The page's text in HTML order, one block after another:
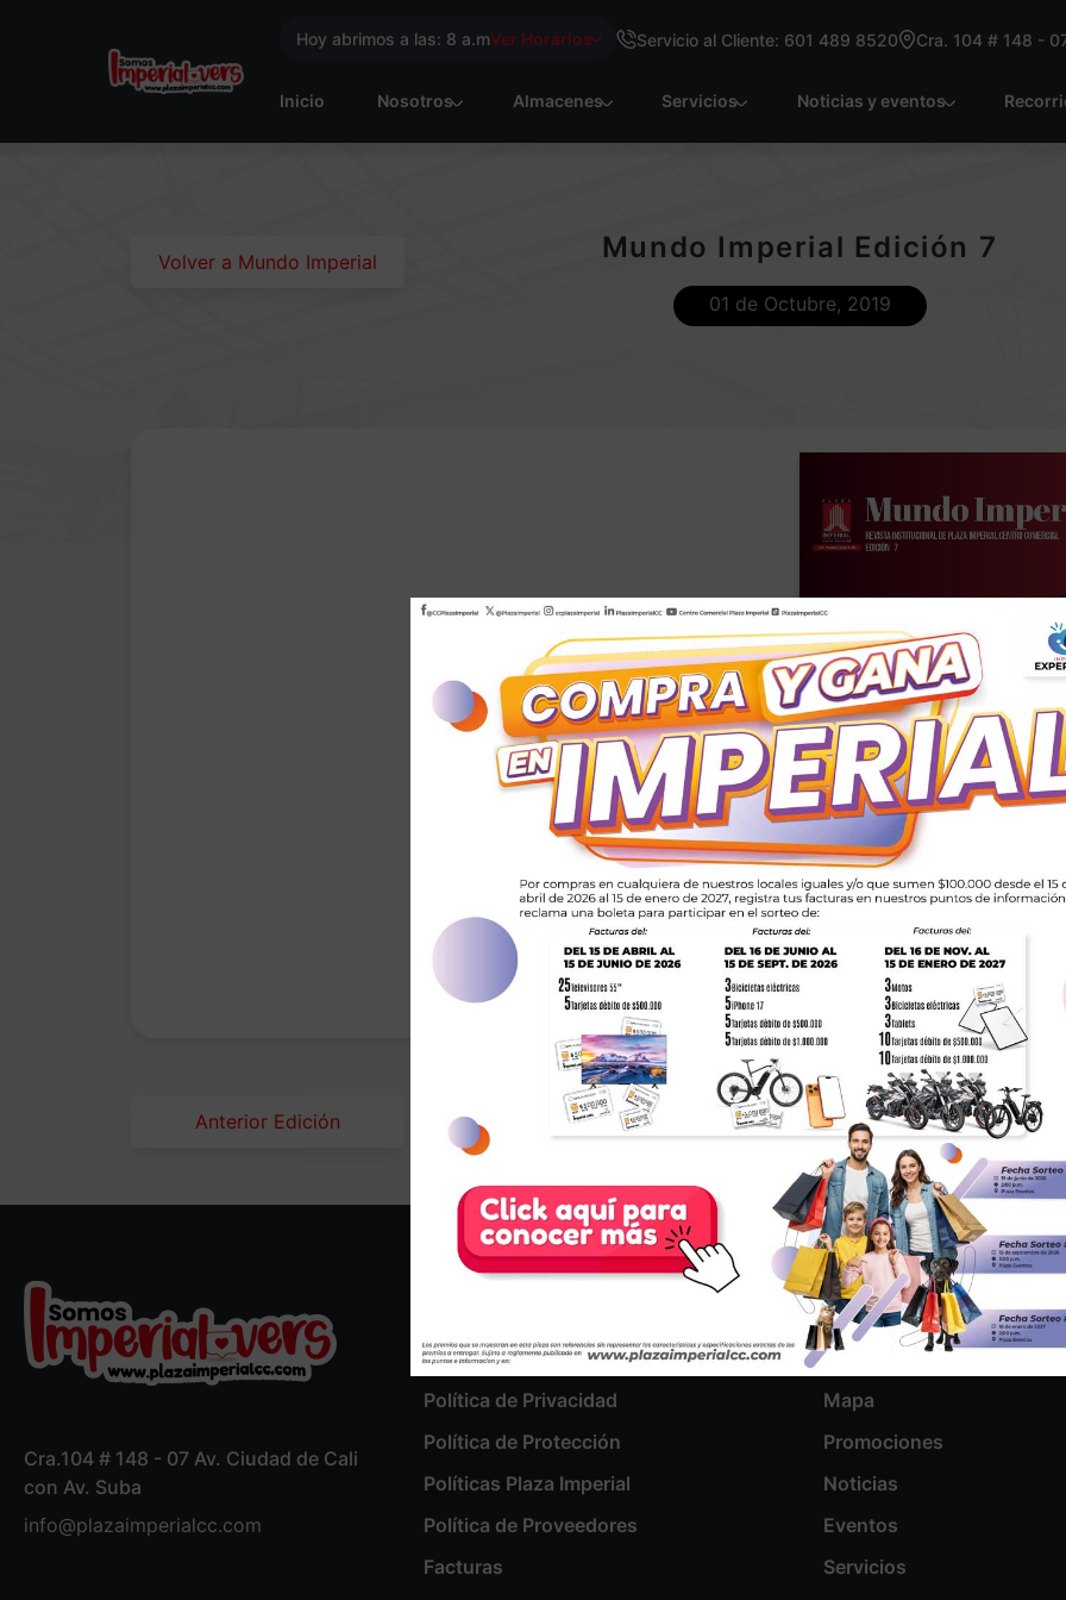
Hoy abrimos a las: 8 a.mVer Horarios Servicio al Cliente: 601 489 8520 Cra. 104 # 148 -
Inicio Nosotros Almacenes Servicios Noticias y eventos
Volver a Mundo Imperial Mundo Imperial Edición 7
01 de Octubre, 2019
Anterior Edición
Cra.104 # 148 - 07 Av. Ciudad de Cali
con Av. Suba
info@plazaimperialcc.com
Quienes Somos
Política de Privacidad
Política de Protección
Políticas Plaza Imperial
Política de Proveedores
Facturas
Centro Comercial
Almacenes
Mapa
Promociones
Noticias
Eventos
Servicios